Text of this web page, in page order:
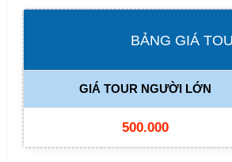
BẢNG GIÁ
GIÁ TOUR NGƯỜI LỚN
500.000